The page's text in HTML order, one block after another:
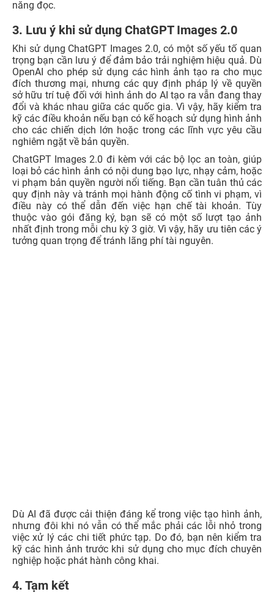
năng đọc.
3. Lưu ý khi sử dụng ChatGPT Images 2.0
Khi sử dụng ChatGPT Images 2.0, có một số yếu tố quan
trọng bạn cần lưu ý để đảm bảo trải nghiệm hiệu quả. Dù
OpenAI cho phép sử dụng các hình ảnh tạo ra cho mục
đích thương mại, nhưng các quy định pháp lý về quyền
sở hữu trí tuệ đối với hình ảnh do AI tạo ra vẫn đang thay
đổi và khác nhau giữa các quốc gia. Vì vậy, hãy kiểm tra
kỹ các điều khoản nếu bạn có kế hoạch sử dụng hình ảnh
cho các chiến dịch lớn hoặc trong các lĩnh vực yêu cầu
nghiêm ngặt về bản quyền.
ChatGPT Images 2.0 đi kèm với các bộ lọc an toàn, giúp
loại bỏ các hình ảnh có nội dung bạo lực, nhạy cảm, hoặc
vi phạm bản quyền người nổi tiếng. Bạn cần tuân thủ các
quy định này và tránh mọi hành động cố tình vi phạm, vì
điều này có thể dẫn đến việc hạn chế tài khoản. Tùy
thuộc vào gói đăng ký, bạn sẽ có một số lượt tạo ảnh
nhất định trong mỗi chu kỳ 3 giờ. Vì vậy, hãy ưu tiên các ý
tưởng quan trọng để tránh lãng phí tài nguyên.
Dù AI đã được cải thiện đáng kể trong việc tạo hình ảnh,
nhưng đôi khi nó vẫn có thể mắc phải các lỗi nhỏ trong
việc xử lý các chi tiết phức tạp. Do đó, bạn nên kiểm tra
kỹ các hình ảnh trước khi sử dụng cho mục đích chuyên
nghiệp hoặc phát hành công khai.
4. Tạm kết